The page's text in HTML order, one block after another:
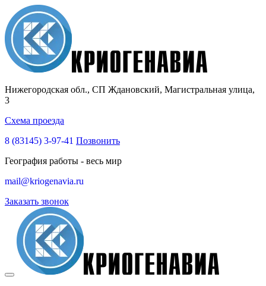
Нижегородская обл., СП Ждановский, Магистральная улица,
3
Схема проезда
8 (83145) 3-97-41 Позвонить
География работы - весь мир
mail@kriogenavia.ru
Заказать звонок